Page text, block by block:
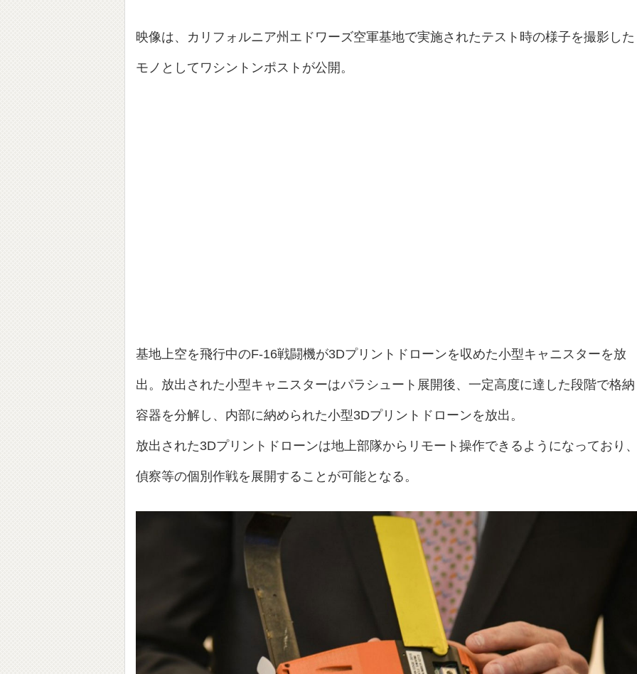
映像は、カリフォルニア州エドワーズ空軍基地で実施されたテスト時の様子を撮影した
モノとしてワシントンポストが公開。
基地上空を飛行中のF-16戦闘機が3Dプリントドローンを収めた小型キャニスターを放
出。放出された小型キャニスターはパラシュート展開後、一定高度に達した段階で格納
容器を分解し、内部に納められた小型3Dプリントドローンを放出。
放出された3Dプリントドローンは地上部隊からリモート操作できるようになっており
偵察等の個別作戦を展開することが可能となる。